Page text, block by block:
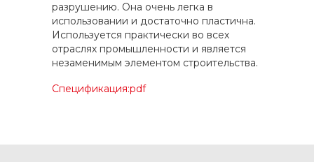
разрушению. Она очень легка в
использовании и достаточно пластична.
Используется практически во всех
отраслях промышленности и является
незаменимым элементом строительства.
Спецификация:pdf